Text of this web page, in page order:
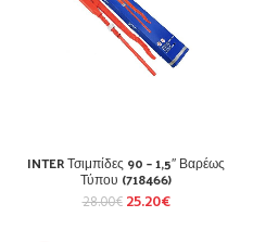
INTER Τσιμπίδες 90 – 1,5″ Βαρέως
Τύπου (718466)
28.00€ 25.20€